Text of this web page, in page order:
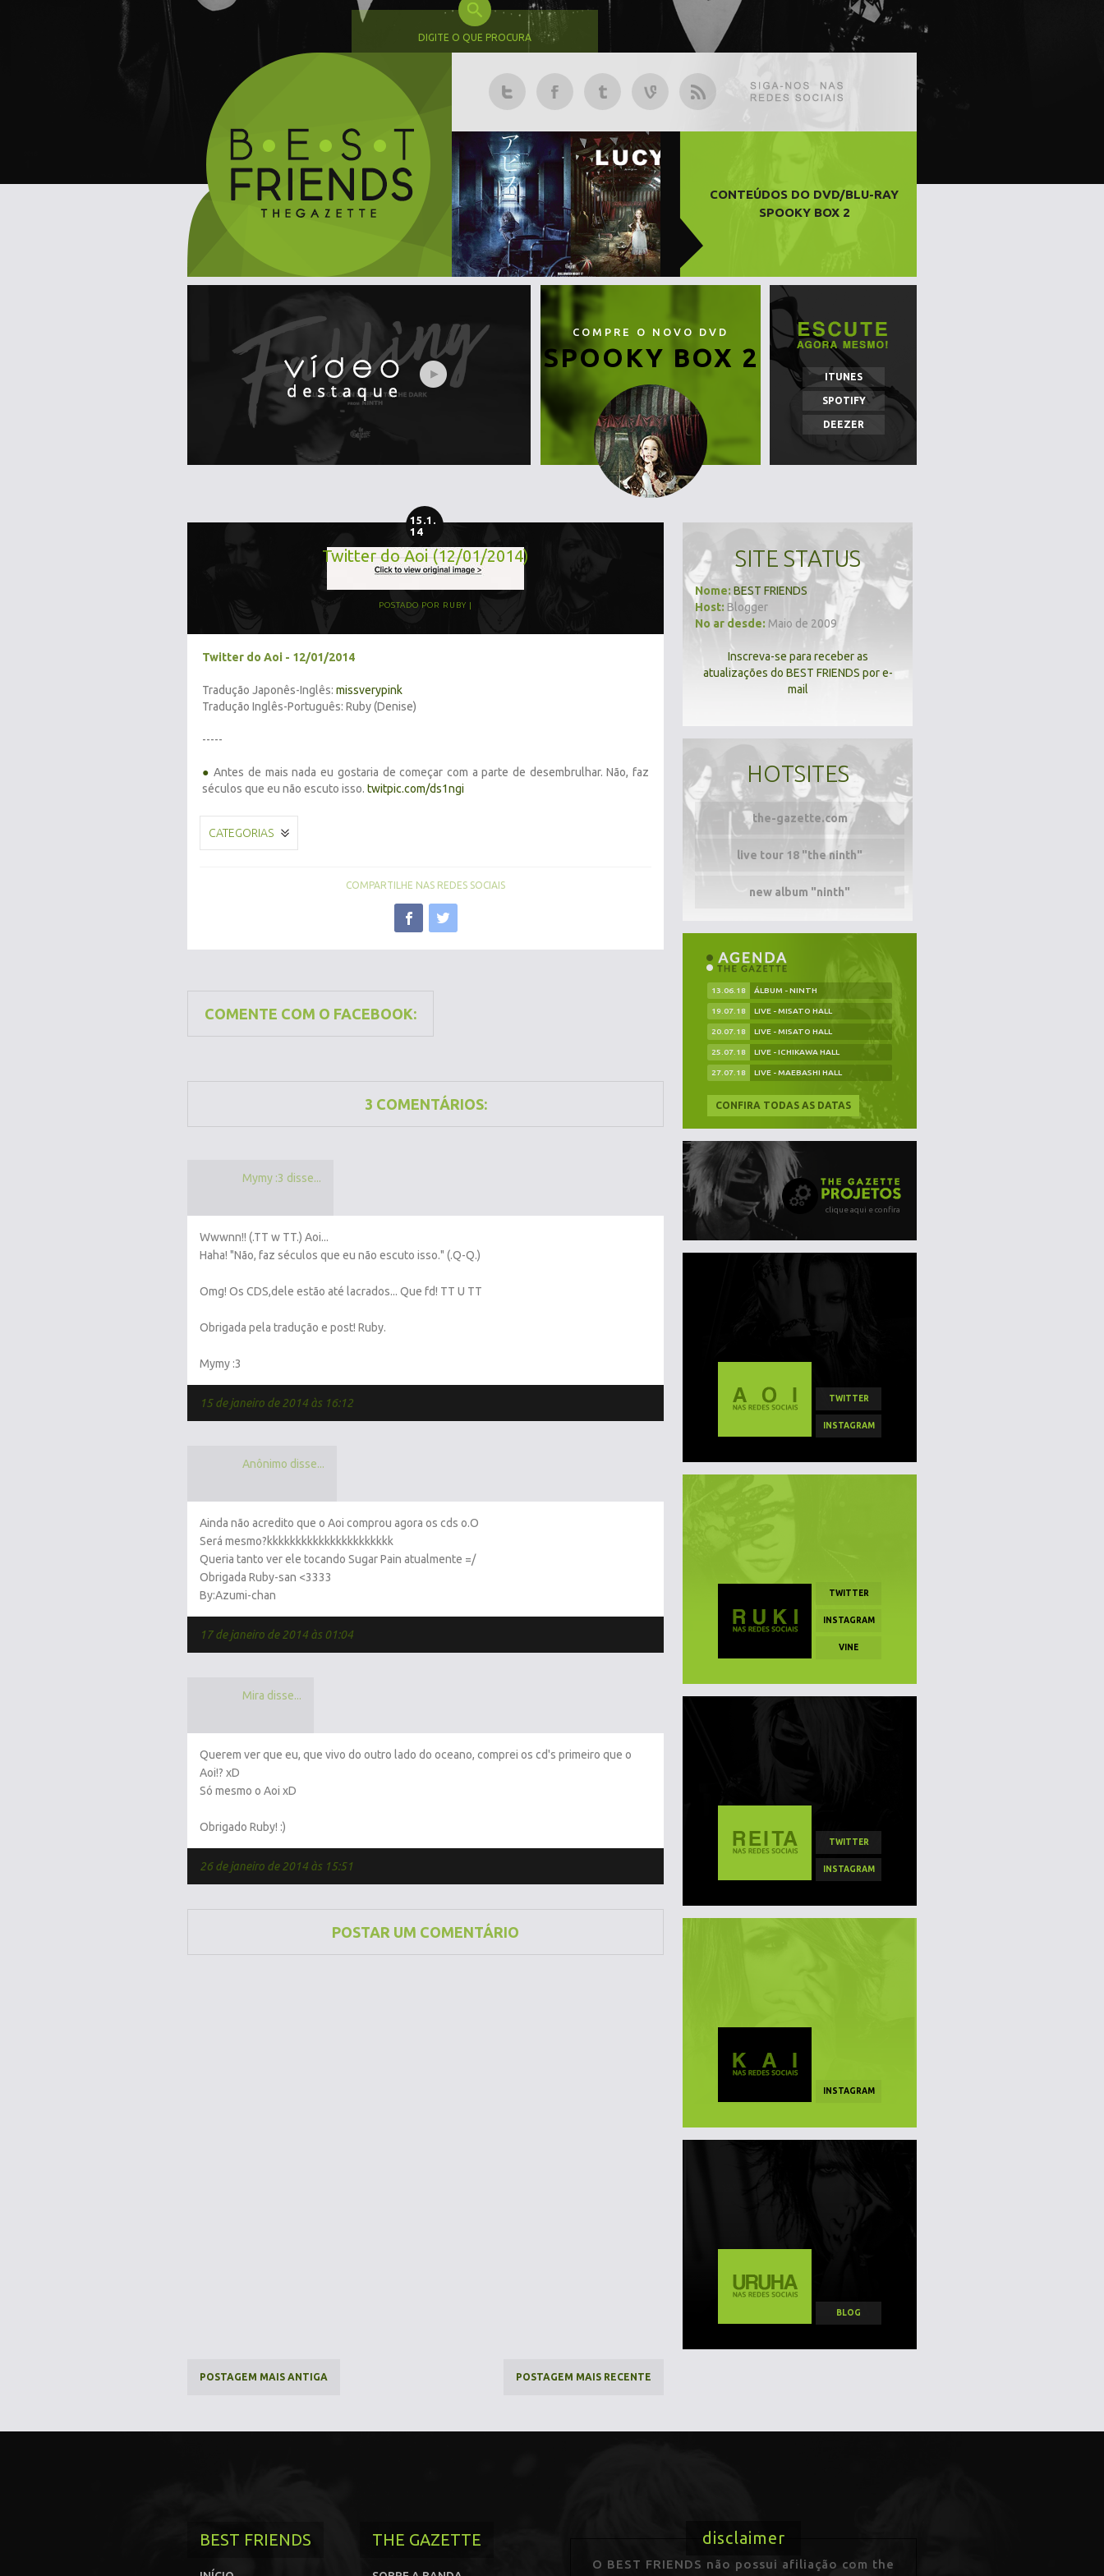
DIGITE O QUE PROCURA
CONTEÚDOS DO DVD/BLU-RAY
SPOOKY BOX 2
COMPRE O NOVO DVD
SPOOKY BOX 2
ITUNES
SPOTIFY
DEEZER
15.1.
14
Twitter do Aoi (12/01/2014)
POSTADO POR RUBY
Twitter do Aoi - 12/01/2014
Tradução Japonês-Inglês: missverypink
Tradução Inglês-Português: Ruby (Denise)
-----
● Antes de mais nada eu gostaria de começar com a parte de desembrulhar. Não, faz
séculos que eu não escuto isso. twitpic.com/ds1ngi
CATEGORIAS
COMPARTILHE NAS REDES SOCIAIS
COMENTE COM O FACEBOOK:
3 COMENTÁRIOS:
Mymy :3 disse...
Wwwnn!! (.TT w TT.) Aoi...
Haha! "Não, faz séculos que eu não escuto isso." (.Q-Q.)
Omg! Os CDS,dele estão até lacrados... Que fd! TT U TT
Obrigada pela tradução e post! Ruby.
Mymy :3
15 de janeiro de 2014 às 16:12
Anônimo disse...
Ainda não acredito que o Aoi comprou agora os cds o.O
Será mesmo?kkkkkkkkkkkkkkkkkkkkkk
Queria tanto ver ele tocando Sugar Pain atualmente =/
Obrigada Ruby-san <3333
By:Azumi-chan
17 de janeiro de 2014 às 01:04
Mira disse...
Querem ver que eu, que vivo do outro lado do oceano, comprei os cd's primeiro que o
Aoi!? xD
Só mesmo o Aoi xD
Obrigado Ruby! :)
26 de janeiro de 2014 às 15:51
POSTAR UM COMENTÁRIO
POSTAGEM MAIS RECENTE
POSTAGEM MAIS ANTIGA
SITE STATUS
Nome: BEST FRIENDS
Host: Blogger
No ar desde: Maio de 2009
Inscreva-se para receber as
atualizações do BEST FRIENDS por e-
mail
HOTSITES
the-gazette.com
live tour 18 "the ninth"
new album "ninth"
13.06.18 ÁLBUM - NINTH
19.07.18 LIVE - MISATO HALL
20.07.18 LIVE - MISATO HALL
25.07.18 LIVE - ICHIKAWA HALL
27.07.18 LIVE - MAEBASHI HALL
CONFIRA TODAS AS DATAS
clique aqui e confira
TWITTER
INSTAGRAM
TWITTER
INSTAGRAM
VINE
TWITTER
INSTAGRAM
INSTAGRAM
BLOG
BEST FRIENDS THE GAZETTE disclaimer
O BEST FRIENDS não possui afiliação com the